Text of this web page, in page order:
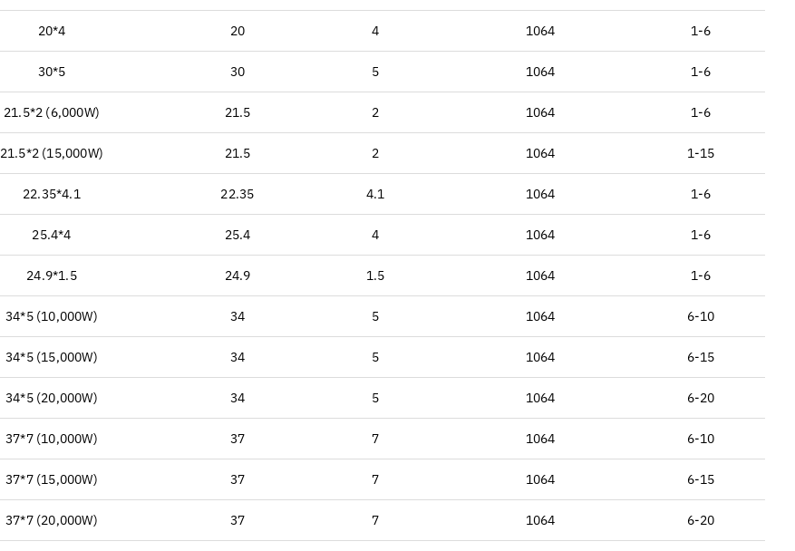
20*4 20 4 1064 1-6
30*5 30 5 1064 1-6
21.5*2 (6,000W) 21.5 2 1064 1-6
21.5*2 (15,000W) 21.5 2 1064 1-15
22.35*4.1 22.35 4.1 1064 1-6
25.4*4 25.4 4 1064 1-6
24.9*1.5 24.9 1.5 1064 1-6
34*5 (10,000W) 34 5 1064 6-10
34*5 (15,000W) 34 5 1064 6-15
34*5 (20,000W) 34 5 1064 6-20
37*7 (10,000W) 37 7 1064 6-10
37*7 (15,000W) 37 7 1064 6-15
37*7 (20,000W) 37 7 1064 6-20